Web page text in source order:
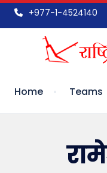
+977-1-4524140
Home Teams